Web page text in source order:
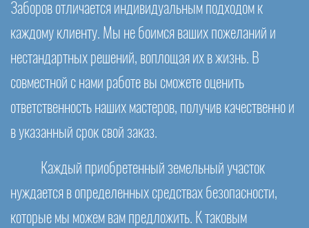
Заборов отличается индивидуальным подходом к
каждому клиенту. Мы не боимся ваших пожеланий и
нестандартных решений, воплощая их в жизнь. В
совместной с нами работе вы сможете оценить
ответственность наших мастеров, получив качественно и
в указанный срок свой заказ.
Каждый приобретенный земельный участок
нуждается в определенных средствах безопасности,
которые мы можем вам предложить. К таковым